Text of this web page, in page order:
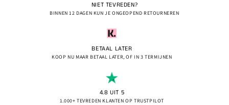
NIET TEVREDEN?
BINNEN 12 DAGEN KUN JE ONGEOPEND RETOURNEREN
BETAAL LATER
KOOP NU MAAR BETAAL LATER, OF IN 3 TERMIJNEN
4.8 UIT 5
1.000+ TEVREDEN KLANTEN OP TRUSTPILOT